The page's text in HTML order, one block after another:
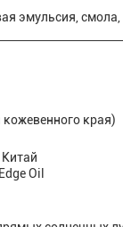
эмульсия,
края)
Oil